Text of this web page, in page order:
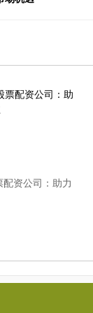
资公司：助力